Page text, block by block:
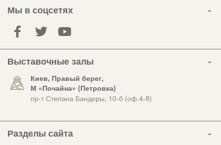
Мы в соцсетях
Выставочные залы
Киев, Правый берег,
М «Почайна» (Петровка)
пр-т Степана Бандеры, 10-б (оф.4-8)
Разделы сайта